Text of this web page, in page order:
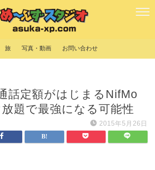
旅 写真・動画 お問い合わせ
話定額がはじまるNifMo
題で最強になる可能性
2015年5月26日